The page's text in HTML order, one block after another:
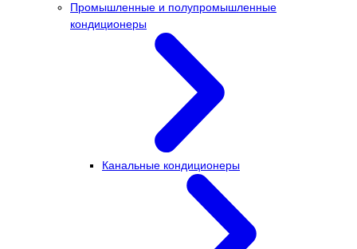
Промышленные и полупромышленные
кондиционеры
Канальные кондиционеры